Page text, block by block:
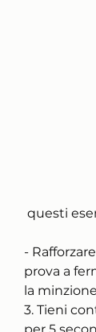
questi
-
prova a
la
3. Tieni